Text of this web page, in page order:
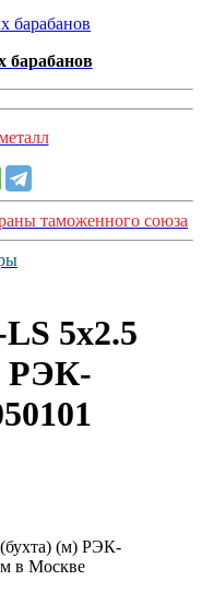
барабанов
таможенного союза
5х2.5
РЭК-